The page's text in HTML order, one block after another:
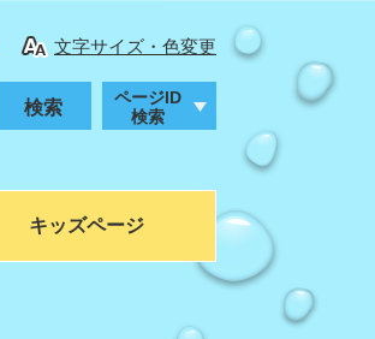
文字サイズ・色変更
ページID
検索
キッズページ